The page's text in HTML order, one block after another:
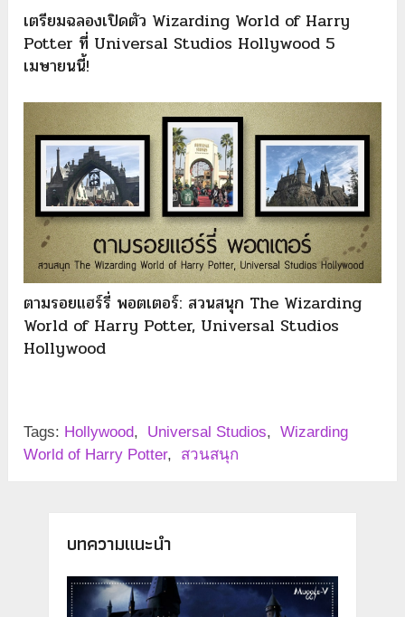
เตรียมฉลองเปิดตัว Wizarding World of Harry
Potter ที่ Universal Studios Hollywood 5
เมษายนนี้!
ตามรอยแฮร์รี่ พอตเตอร์: สวนสนุก The Wizarding
World of Harry Potter, Universal Studios
Hollywood
Tags: Hollywood, Universal Studios, Wizarding
World of Harry Potter, สวนสนุก
บทความแนะนำ